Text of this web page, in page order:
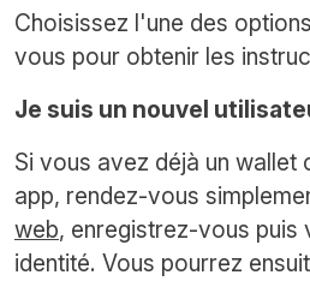
Choisissez l'une des
vous pour obtenir les
Je suis un nouvel
Si vous avez déjà un wallet
app, rendez-vous
web, enregistrez-vous puis
identité. Vous pourrez